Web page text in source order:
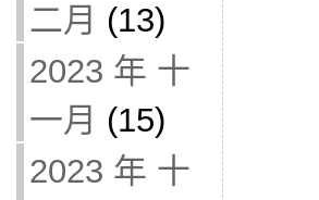
二月 (13)
2023 年 十
一月 (15)
2023 年 十